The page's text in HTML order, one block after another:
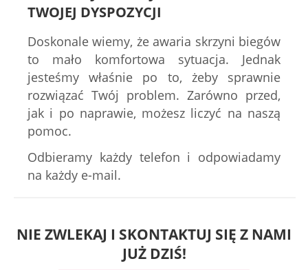
TWOJEJ DYSPOZYCJI
Doskonale wiemy, że awaria skrzyni biegów
to mało komfortowa sytuacja. Jednak
jesteśmy właśnie po to, żeby sprawnie
rozwiązać Twój problem. Zarówno przed,
jak i po naprawie, możesz liczyć na naszą
pomoc.
Odbieramy każdy telefon i odpowiadamy
na każdy e-mail.
NIE ZWLEKAJ I SKONTAKTUJ SIĘ Z NAMI
JUŻ DZIŚ!